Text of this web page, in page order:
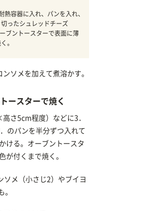
熱容器に入れ、パンを入れ、
ったシュレッドチーズ
ブントースターで表面に薄
。
ソメを加えて煮溶かす。
ースターで焼く
さ5cm程度）などに3．
のパンを半分ずつ入れて
ける。オーブントースタ
が付くまで焼く。
メ（小さじ2）やブイヨ
。